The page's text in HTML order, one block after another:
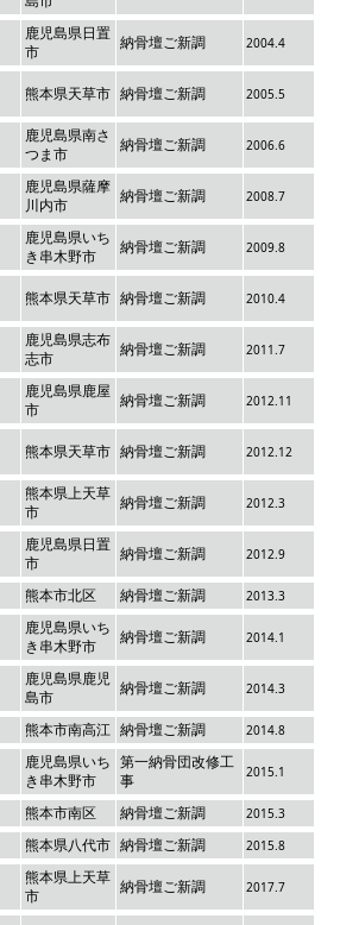
鹿児島県日置
市
納骨壇ご新調 2004.4
熊本県天草市 納骨壇ご新調 2005.5
鹿児島県南さ
つま市
納骨壇ご新調 2006.6
鹿児島県薩摩
川内市
納骨壇ご新調 2008.7
鹿児島県いち
き串木野市
納骨壇ご新調 2009.8
熊本県天草市 納骨壇ご新調 2010.4
鹿児島県志布
志市
納骨壇ご新調 2011.7
鹿児島県鹿屋
市
納骨壇ご新調 2012.11
熊本県天草市 納骨壇ご新調 2012.12
熊本県上天草
市
納骨壇ご新調 2012.3
鹿児島県日置
市
納骨壇ご新調 2012.9
熊本市北区 納骨壇ご新調 2013.3
鹿児島県いち
き串木野市
納骨壇ご新調 2014.1
鹿児島県鹿児
島市
納骨壇ご新調 2014.3
熊本市南高江 納骨壇ご新調 2014.8
鹿児島県いち
き串木野市
第一納骨団改修工
事
2015.1
熊本市南区 納骨壇ご新調 2015.3
熊本県八代市 納骨壇ご新調 2015.8
熊本県上天草
市
納骨壇ご新調 2017.7